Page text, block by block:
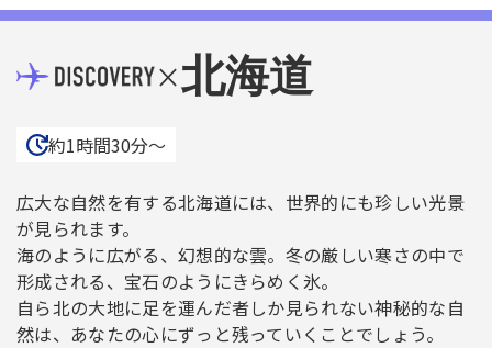
×北海道
約1時間30分〜
広大な自然を有する北海道には、世界的にも珍しい光景
が見られます。
海のように広がる、幻想的な雲。冬の厳しい寒さの中で
形成される、宝石のようにきらめく氷。
自ら北の大地に足を運んだ者しか見られない神秘的な自
然は、あなたの心にずっと残っていくことでしょう。